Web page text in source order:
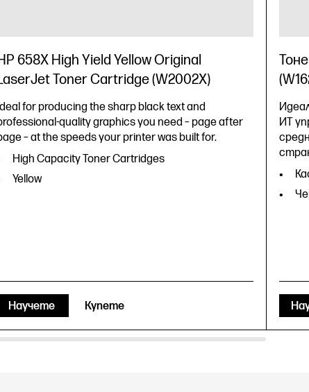
658X High Yield Yellow Original
Toner Cartridge (W2002X)
for producing the sharp black text and
quality graphics you need – page after
– at the speeds your printer was built for.
High Capacity Toner Cartridges
Yellow
Научете Купете
ИТ